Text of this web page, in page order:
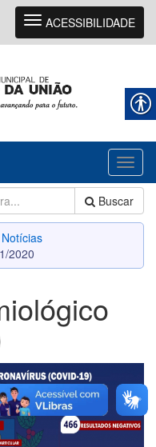
Navegação
ACESSIBILIDADE
Buscar
Notícias
2020